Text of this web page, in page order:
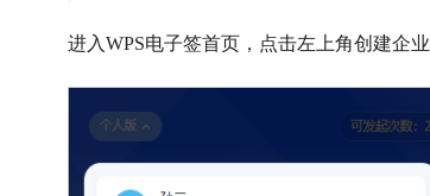
进入WPS电子签首页，点击左上角创建企业